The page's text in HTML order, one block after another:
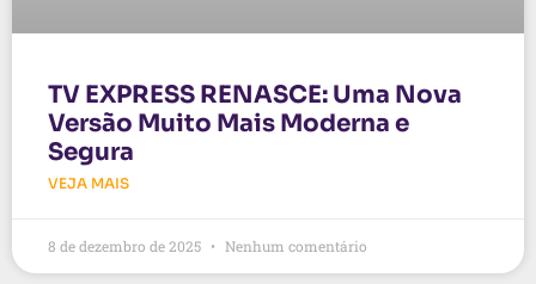
TV EXPRESS RENASCE: Uma Nova
Versão Muito Mais Moderna e
Segura
VEJA MAIS
8 de dezembro de 2025 Nenhum comentário